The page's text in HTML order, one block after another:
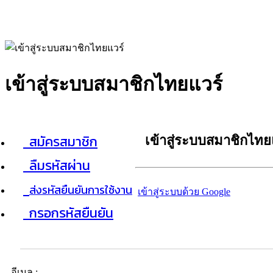
เข้าสู่ระบบสมาชิกไทยแวร์
สมัครสมาชิก
ลืมรหัสผ่าน
ส่งรหัสยืนยันการใช้งาน
กรอกรหัสยืนยัน
เข้าสู่ระบบสมาชิกไท
เข้าสู่ระบบด้วย Google